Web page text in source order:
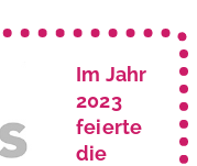
Im Jahr
2023
feierte
die